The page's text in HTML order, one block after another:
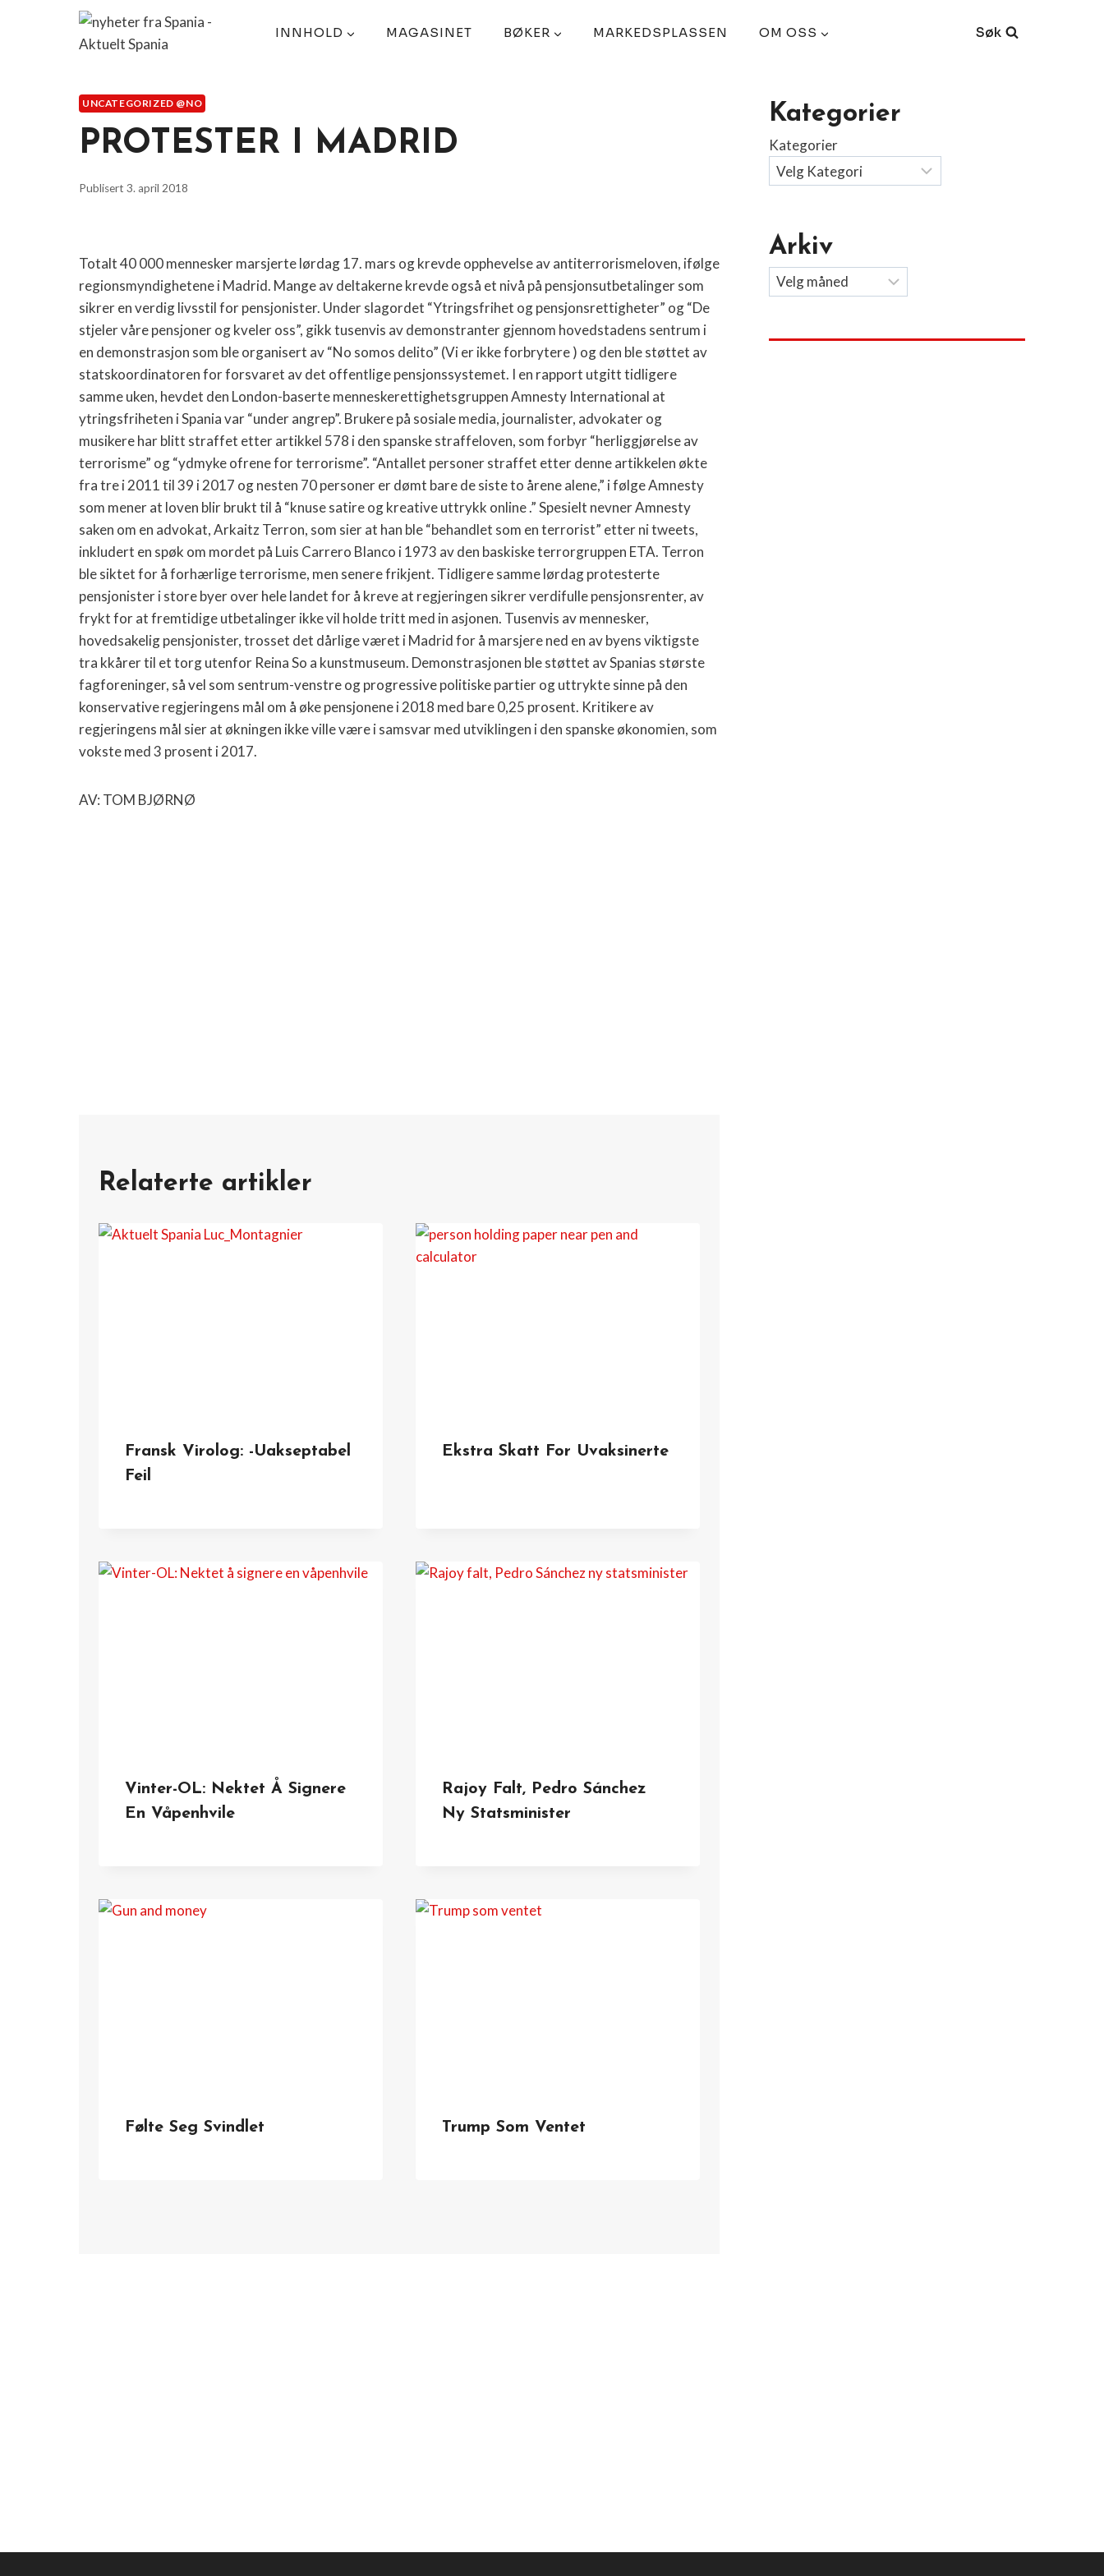
INNHOLD MAGASINET BØKER MARKEDSPLASSEN OM OSS Søk
UNCATEGORIZED @NO
PROTESTER I MADRID
Publisert 3. april 2018
Totalt 40 000 mennesker marsjerte lørdag 17. mars og krevde opphevelse av antiterrorismeloven, ifølge
regionsmyndighetene i Madrid. Mange av deltakerne krevde også et nivå på pensjonsutbetalinger som
sikrer en verdig livsstil for pensjonister. Under slagordet “Ytringsfrihet og pensjonsrettigheter” og “De
stjeler våre pensjoner og kveler oss”, gikk tusenvis av demonstranter gjennom hovedstadens sentrum i
en demonstrasjon som ble organisert av “No somos delito” (Vi er ikke forbrytere ) og den ble støttet av
statskoordinatoren for forsvaret av det offentlige pensjonssystemet. I en rapport utgitt tidligere
samme uken, hevdet den London-baserte menneskerettighetsgruppen Amnesty International at
ytringsfriheten i Spania var “under angrep”. Brukere på sosiale media, journalister, advokater og
musikere har blitt straffet etter artikkel 578 i den spanske straffeloven, som forbyr “herliggjørelse av
terrorisme” og “ydmyke ofrene for terrorisme”. “Antallet personer straffet etter denne artikkelen økte
fra tre i 2011 til 39 i 2017 og nesten 70 personer er dømt bare de siste to årene alene,” i følge Amnesty
som mener at loven blir brukt til å “knuse satire og kreative uttrykk online .” Spesielt nevner Amnesty
saken om en advokat, Arkaitz Terron, som sier at han ble “behandlet som en terrorist” etter ni tweets,
inkludert en spøk om mordet på Luis Carrero Blanco i 1973 av den baskiske terrorgruppen ETA. Terron
ble siktet for å forhærlige terrorisme, men senere frikjent. Tidligere samme lørdag protesterte
pensjonister i store byer over hele landet for å kreve at regjeringen sikrer verdifulle pensjonsrenter, av
frykt for at fremtidige utbetalinger ikke vil holde tritt med in asjonen. Tusenvis av mennesker,
hovedsakelig pensjonister, trosset det dårlige været i Madrid for å marsjere ned en av byens viktigste
tra kkårer til et torg utenfor Reina So a kunstmuseum. Demonstrasjonen ble støttet av Spanias største
fagforeninger, så vel som sentrum-venstre og progressive politiske partier og uttrykte sinne på den
konservative regjeringens mål om å øke pensjonene i 2018 med bare 0,25 prosent. Kritikere av
regjeringens mål sier at økningen ikke ville være i samsvar med utviklingen i den spanske økonomien, som
vokste med 3 prosent i 2017.
AV: TOM BJØRNØ
Relaterte artikler
Fransk Virolog: -Uakseptabel
Feil
Ekstra Skatt For Uvaksinerte
Vinter-OL: Nektet Å Signere
En Våpenhvile
Rajoy Falt, Pedro Sánchez
Ny Statsminister
Følte Seg Svindlet Trump Som Ventet
Kategorier
Kategorier
Arkiv
Arkiv